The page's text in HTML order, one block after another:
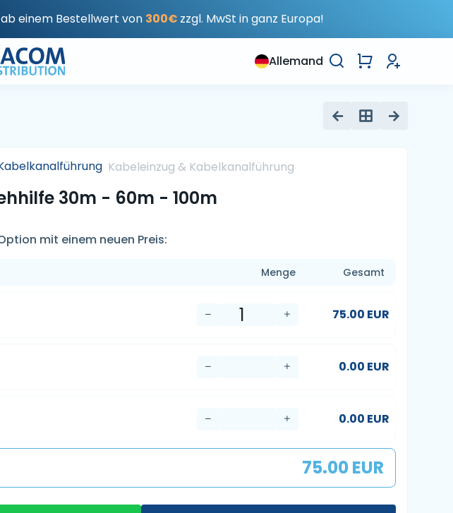
einem Bestellwert von 300€ zzgl. MwSt in ganz Europa!
Allemand
Kabeleinzug & Kabelkanalführung
30m - 60m - 100m
mit einem neuen Preis:
Menge Gesamt
75.00 EUR
0.00 EUR
0.00 EUR
75.00 EUR